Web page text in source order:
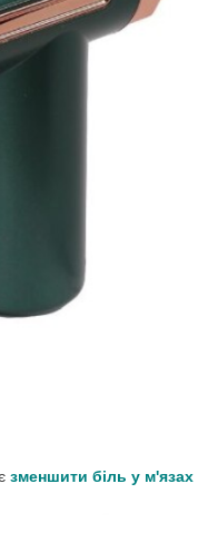
зменшити біль у м'язах